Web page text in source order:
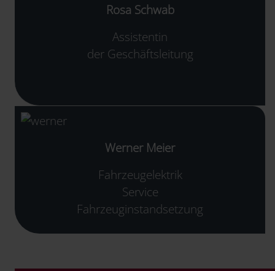
Rosa Schwab
Assistentin
der Geschäftsleitung
Werner Meier
Fahrzeugelektrik
Service
Fahrzeuginstandsetzung